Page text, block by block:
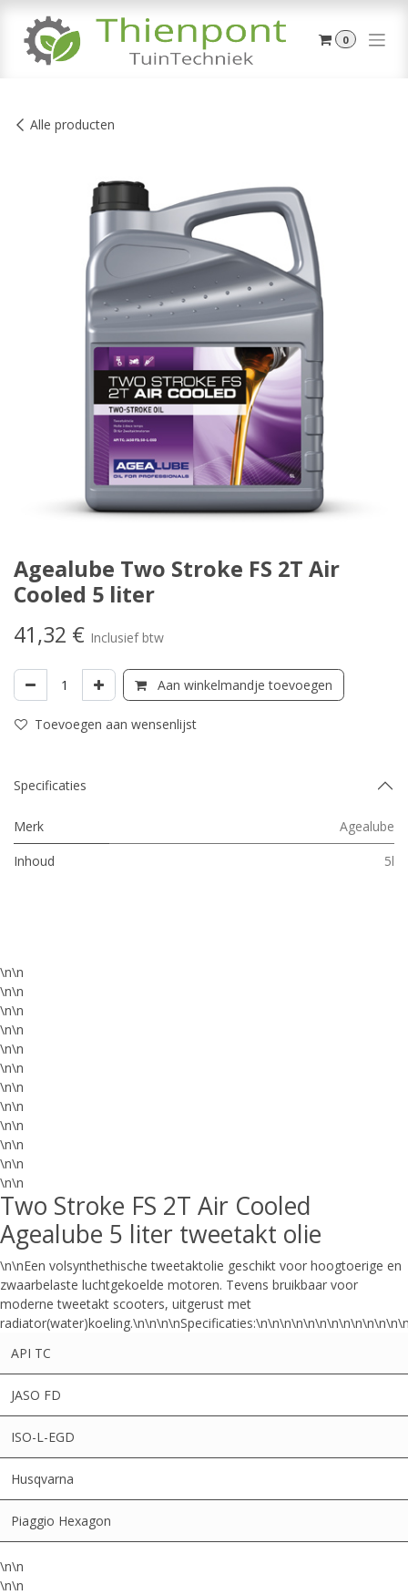
0
Alle producten
Agealube Two Stroke FS 2T Air
Cooled 5 liter
41,32 € Inclusief btw
Aan winkelmandje toevoegen
Toevoegen aan wensenlijst
Specificaties
Merk
Agealube
Inhoud
5l
\n\n
\n\n
\n\n
\n\n
\n\n
\n\n
\n\n
\n\n
\n\n
\n\n
\n\n
\n\n
Two Stroke FS 2T Air Cooled
Agealube 5 liter tweetakt olie
\n\nEen volsynthethische tweetaktolie geschikt voor hoogtoerige en
zwaarbelaste luchtgekoelde motoren. Tevens bruikbaar voor
moderne tweetakt scooters, uitgerust met
API TC
JASO FD
ISO-L-EGD
Husqvarna
Piaggio Hexagon
\n\n
\n\n